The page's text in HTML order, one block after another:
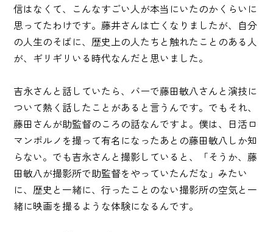
信はなくて、こんなすごい人が本当にいたのかくらいに
思ってたわけです。藤井さんは亡くなりましたが、自分
の人生のそばに、歴史上の人たちと触れたことのある人
が、ギリギリいる時代なんだと思いました。
吉永さんと話していたら、バーで藤田敏八さんと演技に
ついて熱く話したことがあると言うんです。でもそれ、
藤田さんが助監督のころの話なんですよ。僕は、日活ロ
マンポルノを撮って有名になったあとの藤田敏八しか知
らない。でも吉永さんと撮影していると、「そうか、藤
田敏八が撮影所で助監督をやっていたんだな」みたい
に、歴史と一緒に、行ったことのない撮影所の空気と一
緒に映画を撮るような体験になるんです。